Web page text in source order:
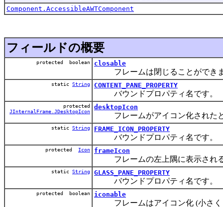
Component.AccessibleAWTComponent
フィールドの概要
protected boolean closable
フレームは閉じることができ
static String CONTENT_PANE_PROPERTY
バウンドプロパティ名です。
protected
JInternalFrame.JDesktopIcon
desktopIcon
フレームがアイコン化されたと
static String FRAME_ICON_PROPERTY
バウンドプロパティ名です。
protected Icon frameIcon
フレームの左上隅に表示される
static String GLASS_PANE_PROPERTY
バウンドプロパティ名です。
protected boolean iconable
フレームはアイコン化 (小さく